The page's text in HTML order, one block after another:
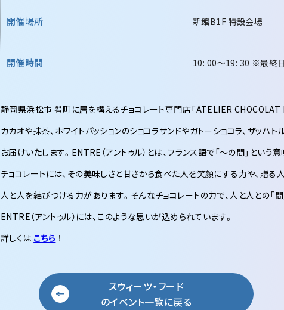
開催場所 新館B1F 特設会場
開催時間 10: 00～19: 30 ※最終
静岡県浜松市 肴町に居を構えるチョコレート専門店「ATELIER CHOCOLAT
カカオや抹茶、ホワイトパッションのショコラサンドやガトーショコラ、ザッハ
お届けいたします。ENTRE（アントゥル）とは、フランス語で「～の間」という意
チョコレートには、その美味しさと甘さから食べた人を笑顔にする力や、贈る
人と人を結びつける力があります。そんなチョコレートの力で、人と人との「間
ENTRE（アントゥル）には、このような思いが込められています。
詳しくは こちら ！
スウィーツ・フード
のイベント一覧に戻る